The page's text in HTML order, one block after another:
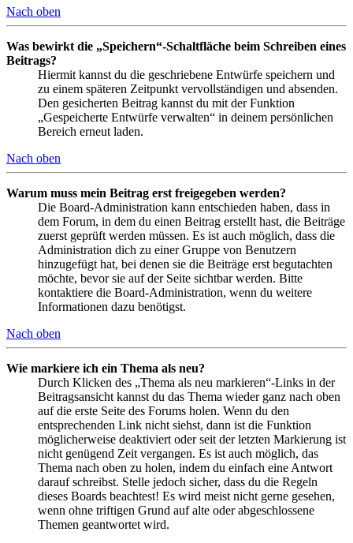
Nach oben
Was bewirkt die „Speichern“-Schaltfläche beim Schreiben eines
Beitrags?
Hiermit kannst du die geschriebene Entwürfe speichern und
zu einem späteren Zeitpunkt vervollständigen und absenden.
Den gesicherten Beitrag kannst du mit der Funktion
„Gespeicherte Entwürfe verwalten“ in deinem persönlichen
Bereich erneut laden.
Nach oben
Warum muss mein Beitrag erst freigegeben werden?
Die Board-Administration kann entschieden haben, dass in
dem Forum, in dem du einen Beitrag erstellt hast, die Beiträge
zuerst geprüft werden müssen. Es ist auch möglich, dass die
Administration dich zu einer Gruppe von Benutzern
hinzugefügt hat, bei denen sie die Beiträge erst begutachten
möchte, bevor sie auf der Seite sichtbar werden. Bitte
kontaktiere die Board-Administration, wenn du weitere
Informationen dazu benötigst.
Nach oben
Wie markiere ich ein Thema als neu?
Durch Klicken des „Thema als neu markieren“-Links in der
Beitragsansicht kannst du das Thema wieder ganz nach oben
auf die erste Seite des Forums holen. Wenn du den
entsprechenden Link nicht siehst, dann ist die Funktion
möglicherweise deaktiviert oder seit der letzten Markierung ist
nicht genügend Zeit vergangen. Es ist auch möglich, das
Thema nach oben zu holen, indem du einfach eine Antwort
darauf schreibst. Stelle jedoch sicher, dass du die Regeln
dieses Boards beachtest! Es wird meist nicht gerne gesehen,
wenn ohne triftigen Grund auf alte oder abgeschlossene
Themen geantwortet wird.